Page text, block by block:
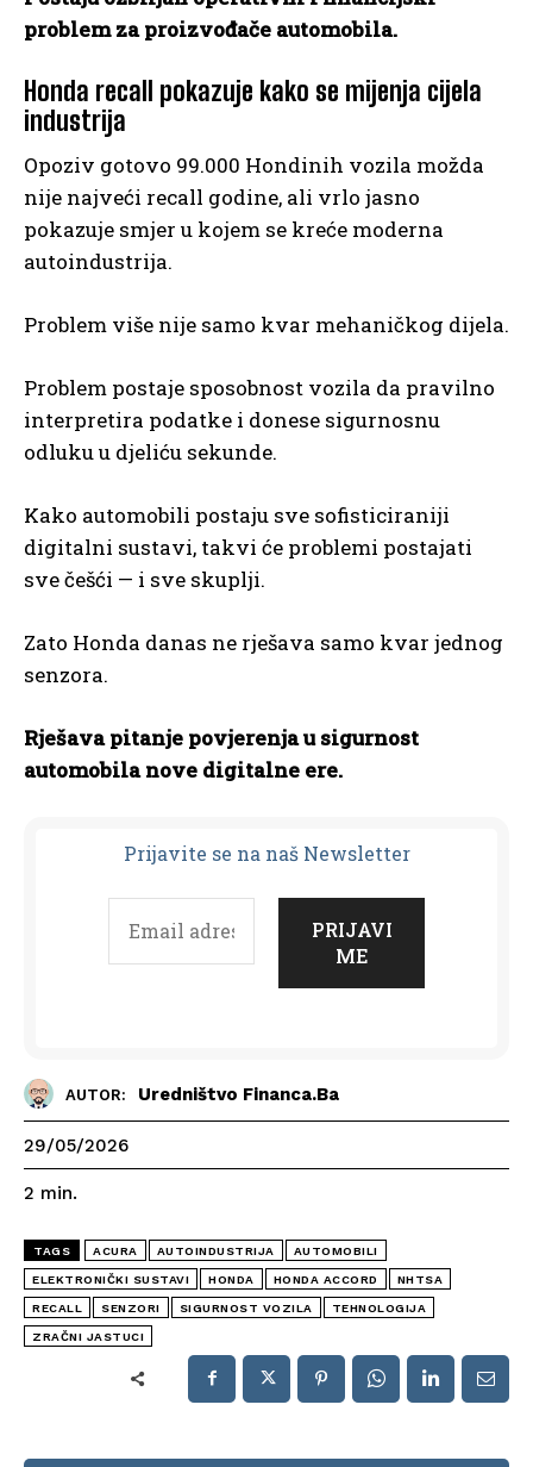
problem za proizvođače automobila.
Honda recall pokazuje kako se mijenja cijela
industrija
Opoziv gotovo 99.000 Hondinih vozila možda
nije najveći recall godine, ali vrlo jasno
pokazuje smjer u kojem se kreće moderna
autoindustrija.
Problem više nije samo kvar mehaničkog dijela.
Problem postaje sposobnost vozila da pravilno
interpretira podatke i donese sigurnosnu
odluku u djeliću sekunde.
Kako automobili postaju sve sofisticiraniji
digitalni sustavi, takvi će problemi postajati
sve češći — i sve skuplji.
Zato Honda danas ne rješava samo kvar jednog
senzora.
Rješava pitanje povjerenja u sigurnost
automobila nove digitalne ere.
Prijavite se na naš Newsletter
AUTOR: Uredništvo Financa.ba
29/05/2026
2 min.
TAGS ACURA AUTOINDUSTRIJA AUTOMOBILI
ELEKTRONIČKI SUSTAVI HONDA HONDA ACCORD NHTSA
RECALL SENZORI SIGURNOST VOZILA TEHNOLOGIJA
ZRAČNI JASTUCI